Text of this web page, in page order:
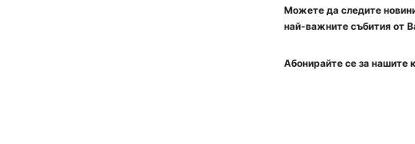
Можете да следите
най-важните събития от
Абонирайте се за нашите